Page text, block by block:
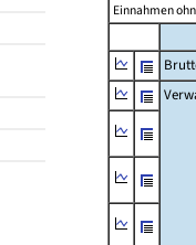
Einnahmen